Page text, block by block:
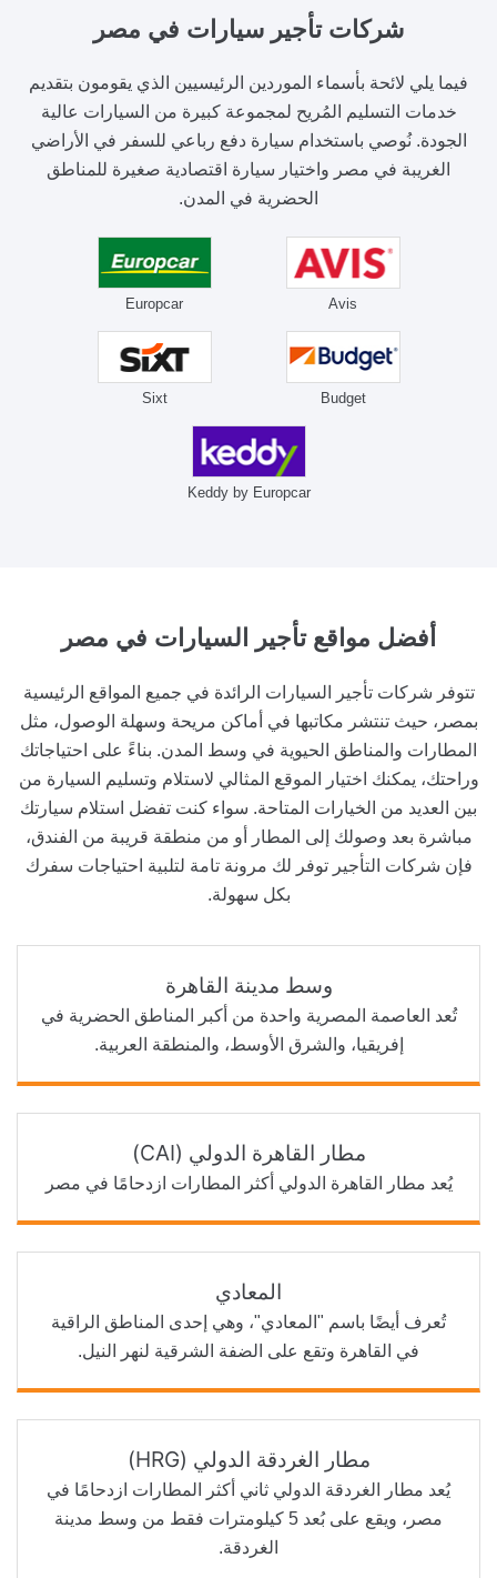
شركات تأجير سيارات في مصر
فيما يلي لائحة بأسماء الموردين الرئيسيين الذي يقومون بتقديم
خدمات التسليم المُريح لمجموعة كبيرة من السيارات عالية
الجودة. نُوصي باستخدام سيارة دفع رباعي للسفر في الأراضي
الغريبة في مصر واختيار سيارة اقتصادية صغيرة للمناطق
الحضرية في المدن.
Avis
Europcar
Budget
Sixt
Keddy by Europcar
أفضل مواقع تأجير السيارات في مصر
تتوفر شركات تأجير السيارات الرائدة في جميع المواقع الرئيسية
بمصر، حيث تنتشر مكاتبها في أماكن مريحة وسهلة الوصول، مثل
المطارات والمناطق الحيوية في وسط المدن. بناءً على احتياجاتك
وراحتك، يمكنك اختيار الموقع المثالي لاستلام وتسليم السيارة من
بين العديد من الخيارات المتاحة. سواء كنت تفضل استلام سيارتك
مباشرة بعد وصولك إلى المطار أو من منطقة قريبة من الفندق،
فإن شركات التأجير توفر لك مرونة تامة لتلبية احتياجات سفرك
بكل سهولة.
وسط مدينة القاهرة
تُعد العاصمة المصرية واحدة من أكبر المناطق الحضرية في
إفريقيا، والشرق الأوسط، والمنطقة العربية.
مطار القاهرة الدولي (CAI)
يُعد مطار القاهرة الدولي أكثر المطارات ازدحامًا في مصر
المعادي
تُعرف أيضًا باسم "المعادي"، وهي إحدى المناطق الراقية
في القاهرة وتقع على الضفة الشرقية لنهر النيل.
مطار الغردقة الدولي (HRG)
يُعد مطار الغردقة الدولي ثاني أكثر المطارات ازدحامًا في
مصر، ويقع على بُعد 5 كيلومترات فقط من وسط مدينة
الغردقة.